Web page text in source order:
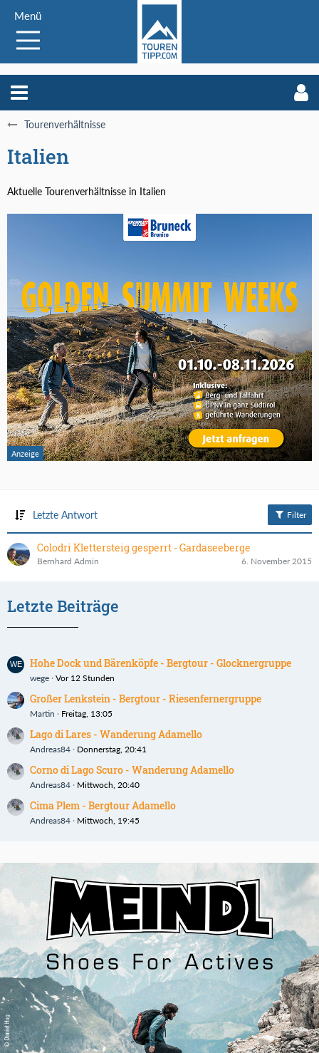
Menü
Tourenverhältnisse
Italien
Aktuelle Tourenverhältnisse in Italien
Letzte Antwort Filter
Colodri Klettersteig gesperrt - Gardaseeberge
Bernhard Admin 6. November 2015
Letzte Beiträge
Hohe Dock und Bärenköpfe - Bergtour - Glocknergruppe
wege Vor 12 Stunden
Großer Lenkstein - Bergtour - Riesenfernergruppe
Martin Freitag, 13:05
Lago di Lares - Wanderung Adamello
Andreas84 Donnerstag, 20:41
Corno di Lago Scuro - Wanderung Adamello
Andreas84 Mittwoch, 20:40
Cima Plem - Bergtour Adamello
Andreas84 Mittwoch, 19:45